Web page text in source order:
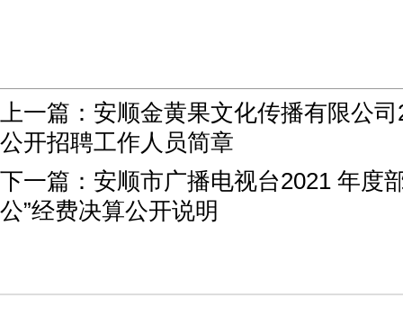
上一篇： 安顺金黄果文化传播有限公
公开招聘工作人员简章
下一篇： 安顺市广播电视台2021 年度
公”经费决算公开说明